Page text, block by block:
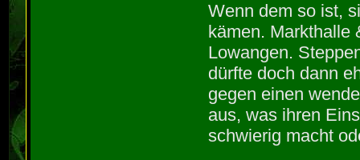
Wenn dem so ist,
kämen. Markthalle
Lowangen.
dürfte doch dann
gegen einen
aus, was ihren
schwierig macht